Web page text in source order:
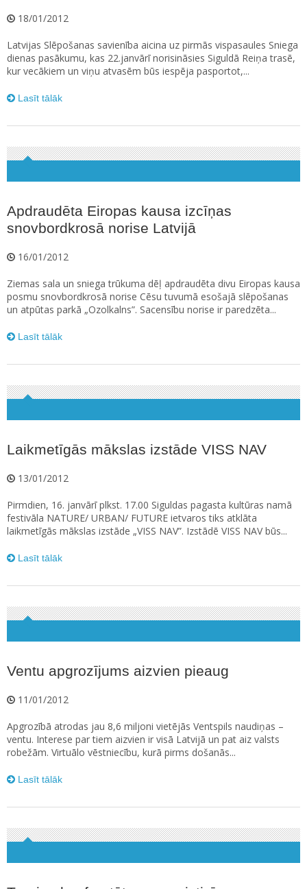
18/01/2012
Latvijas Slēpošanas savienība aicina uz pirmās vispasaules Sniega
dienas pasākumu, kas 22.janvārī norisināsies Siguldā Reiņa trasē,
kur vecākiem un viņu atvasēm būs iespēja pasportot,...
Lasīt tālāk
Apdraudēta Eiropas kausa izcīņas
snovbordkrosā norise Latvijā
16/01/2012
Ziemas sala un sniega trūkuma dēļ apdraudēta divu Eiropas kausa
posmu snovbordkrosā norise Cēsu tuvumā esošajā slēpošanas
un atpūtas parkā „Ozolkalns”. Sacensību norise ir paredzēta...
Lasīt tālāk
Laikmetīgās mākslas izstāde VISS NAV
13/01/2012
Pirmdien, 16. janvārī plkst. 17.00 Siguldas pagasta kultūras namā
festivāla NATURE/ URBAN/ FUTURE ietvaros tiks atklāta
laikmetīgās mākslas izstāde „VISS NAV”. Izstādē VISS NAV būs...
Lasīt tālāk
Ventu apgrozījums aizvien pieaug
11/01/2012
Apgrozībā atrodas jau 8,6 miljoni vietējās Ventspils naudiņas –
ventu. Interese par tiem aizvien ir visā Latvijā un pat aiz valsts
robežām. Virtuālo vēstniecību, kurā pirms došanās...
Lasīt tālāk